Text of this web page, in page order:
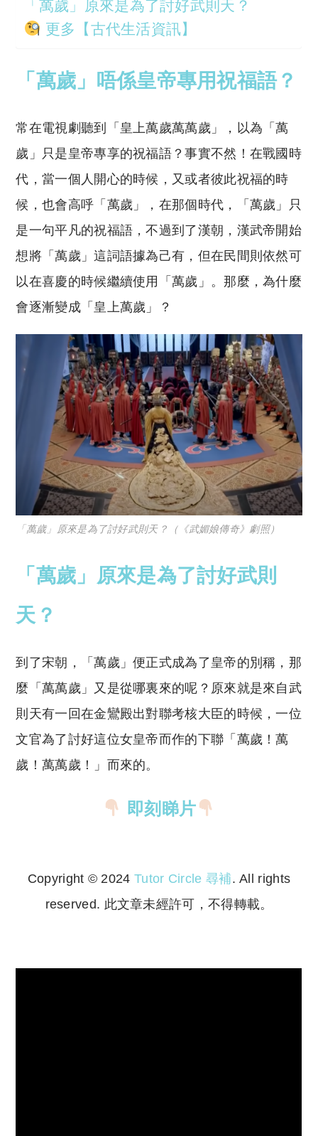
「萬歲」原來是為了討好武則天？
更多【古代生活資訊】
「萬歲」唔係皇帝專用祝福語？
常在電視劇聽到「皇上萬歲萬萬歲」，以為「萬
歲」只是皇帝專享的祝福語？事實不然！在戰國時
代，當一個人開心的時候，又或者彼此祝福的時
候，也會高呼「萬歲」，在那個時代，「萬歲」只
是一句平凡的祝福語，不過到了漢朝，漢武帝開始
想將「萬歲」這詞語據為己有，但在民間則依然可
以在喜慶的時候繼續使用「萬歲」。那麼，為什麼
會逐漸變成「皇上萬歲」？
「萬歲」原來是為了討好武則天？（《武媚娘傳奇》劇照）
「萬歲」原來是為了討好武則
天？
到了宋朝，「萬歲」便正式成為了皇帝的別稱，那
麼「萬萬歲」又是從哪裏來的呢？原來就是來自武
則天有一回在金鸞殿出對聯考核大臣的時候，一位
文官為了討好這位女皇帝而作的下聯「萬歲！萬
歲！萬萬歲！」而來的。
即刻睇片
Copyright © 2024 Tutor Circle 尋補. All rights
reserved. 此文章未經許可，不得轉載。